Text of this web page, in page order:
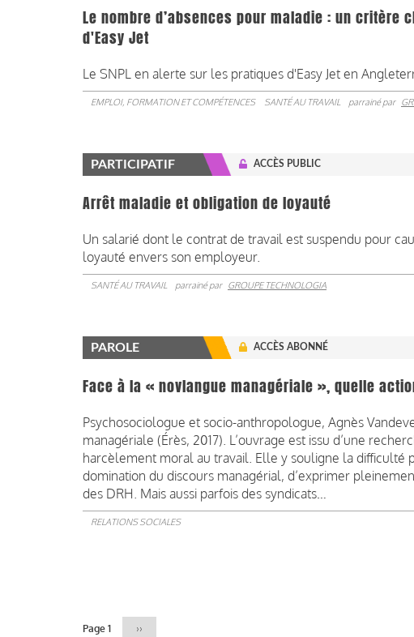
Le nombre d’absences pour maladie : un
d'Easy Jet
Le SNPL en alerte sur les pratiques d'Easy Jet en
EMPLOI, FORMATION ET COMPÉTENCES SANTÉ AU TRAVAIL parrainé par
PARTICIPATIF ACCÈS PUBLIC
Arrêt maladie et obligation de loyauté
Un salarié dont le contrat de travail est suspendu pour
loyauté envers son employeur.
SANTÉ AU TRAVAIL parrainé par GROUPE TECHNOLOGIA
PAROLE ACCÈS ABONNÉ
Face à la « novlangue managériale », quelle
Psychosociologue et socio-anthropologue, Agnès
managériale (Érès, 2017). L’ouvrage est issu d’une
harcèlement moral au travail. Elle y souligne la difficulté
domination du discours managérial, d’exprimer
des DRH. Mais aussi parfois des syndicats…
RELATIONS SOCIALES
Page 1
Page
››